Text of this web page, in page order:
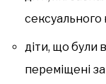
сексуального
діти, що були
переміщені